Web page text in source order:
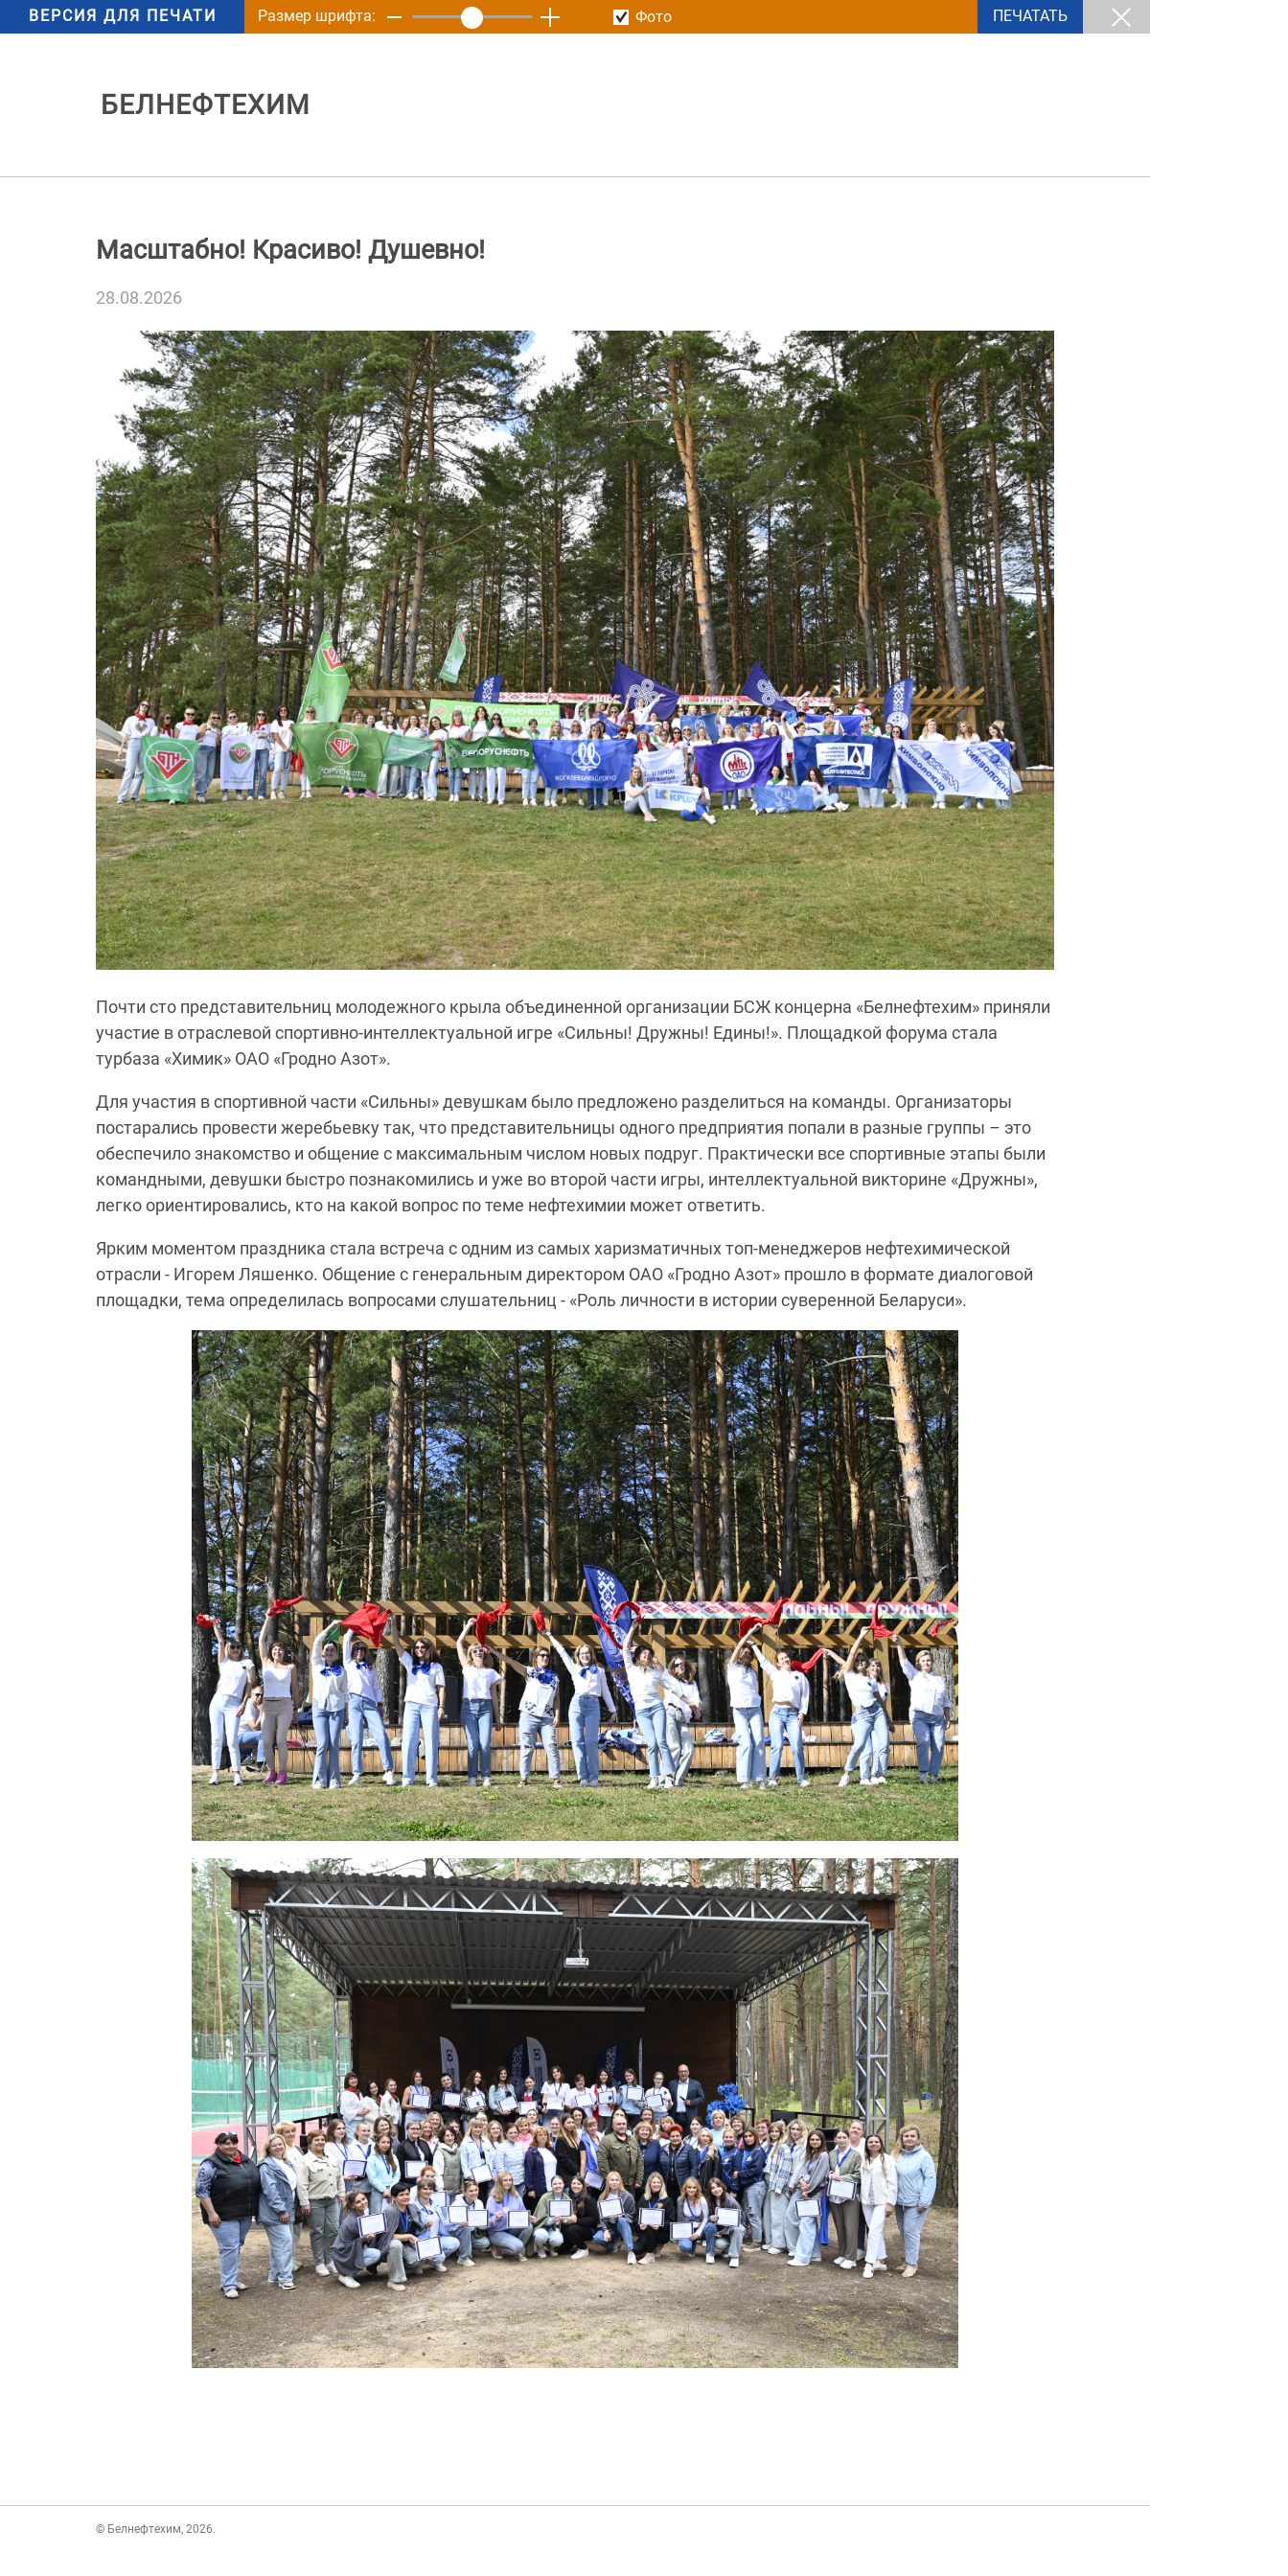
ВЕРСИЯ ДЛЯ ПЕЧАТИ Размер шрифта: Фото ПЕЧАТАТЬ
БЕЛНЕФТЕХИМ
Масштабно! Красиво! Душевно!
28.08.2026
Почти сто представительниц молодежного крыла объединенной организации БСЖ концерна «Белнефтехим» приняли
участие в отраслевой спортивно-интеллектуальной игре «Сильны! Дружны! Едины!». Площадкой форума стала
турбаза «Химик» ОАО «Гродно Азот».
Для участия в спортивной части «Сильны» девушкам было предложено разделиться на команды. Организаторы
постарались провести жеребьевку так, что представительницы одного предприятия попали в разные группы – это
обеспечило знакомство и общение c максимальным числом новых подруг. Практически все спортивные этапы были
командными, девушки быстро познакомились и уже во второй части игры, интеллектуальной викторине «Дружны»,
легко ориентировались, кто на какой вопрос по теме нефтехимии может ответить.
Ярким моментом праздника стала встреча с одним из самых харизматичных топ-менеджеров нефтехимической
отрасли - Игорем Ляшенко. Общение с генеральным директором ОАО «Гродно Азот» прошло в формате диалоговой
площадки, тема определилась вопросами слушательниц - «Роль личности в истории суверенной Беларуси».
© Белнефтехим, 2026.